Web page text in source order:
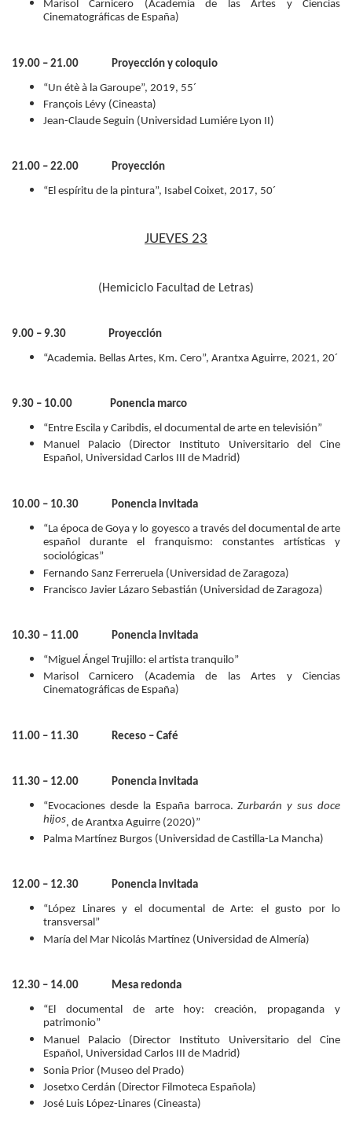
Marisol Carnicero (Academia de las Artes y Ciencias
Cinematográficas de España)
19.00 – 21.00 Proyección y coloquio
“Un étè à la Garoupe”, 2019, 55´
François Lévy (Cineasta)
Jean-Claude Seguin (Universidad Lumiére Lyon II)
21.00 – 22.00 Proyección
“El espíritu de la pintura”, Isabel Coixet, 2017, 50´
JUEVES 23
(Hemiciclo Facultad de Letras)
9.00 – 9.30 Proyección
“Academia. Bellas Artes, Km. Cero”, Arantxa Aguirre, 2021, 20´
9.30 – 10.00 Ponencia marco
“Entre Escila y Caribdis, el documental de arte en televisión”
Manuel Palacio (Director Instituto Universitario del Cine
Español, Universidad Carlos III de Madrid)
10.00 – 10.30 Ponencia invitada
“La época de Goya y lo goyesco a través del documental de arte
español durante el franquismo: constantes artísticas y
sociológicas”
Fernando Sanz Ferreruela (Universidad de Zaragoza)
Francisco Javier Lázaro Sebastián (Universidad de Zaragoza)
10.30 – 11.00 Ponencia invitada
“Miguel Ángel Trujillo: el artista tranquilo”
Marisol Carnicero (Academia de las Artes y Ciencias
Cinematográficas de España)
11.00 – 11.30 Receso – Café
11.30 – 12.00 Ponencia invitada
“Evocaciones desde la España barroca.Zurbarán y sus doce
hijos, de Arantxa Aguirre (2020)”
Palma Martínez Burgos (Universidad de Castilla-La Mancha)
12.00 – 12.30 Ponencia invitada
“López Linares y el documental de Arte: el gusto por lo
transversal”
María del Mar Nicolás Martínez (Universidad de Almería)
12.30 – 14.00 Mesa redonda
“El documental de arte hoy: creación, propaganda y
patrimonio”
Manuel Palacio (Director Instituto Universitario del Cine
Español, Universidad Carlos III de Madrid)
Sonia Prior (Museo del Prado)
Josetxo Cerdán (Director Filmoteca Española)
José Luis López-Linares (Cineasta)